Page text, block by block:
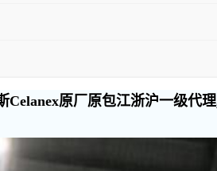
原厂原包江浙沪一级